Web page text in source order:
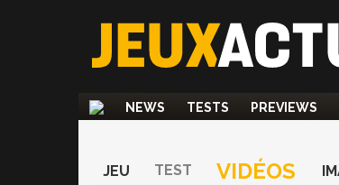
NEWS TESTS PREVIEWS
JEU TEST VIDÉOS